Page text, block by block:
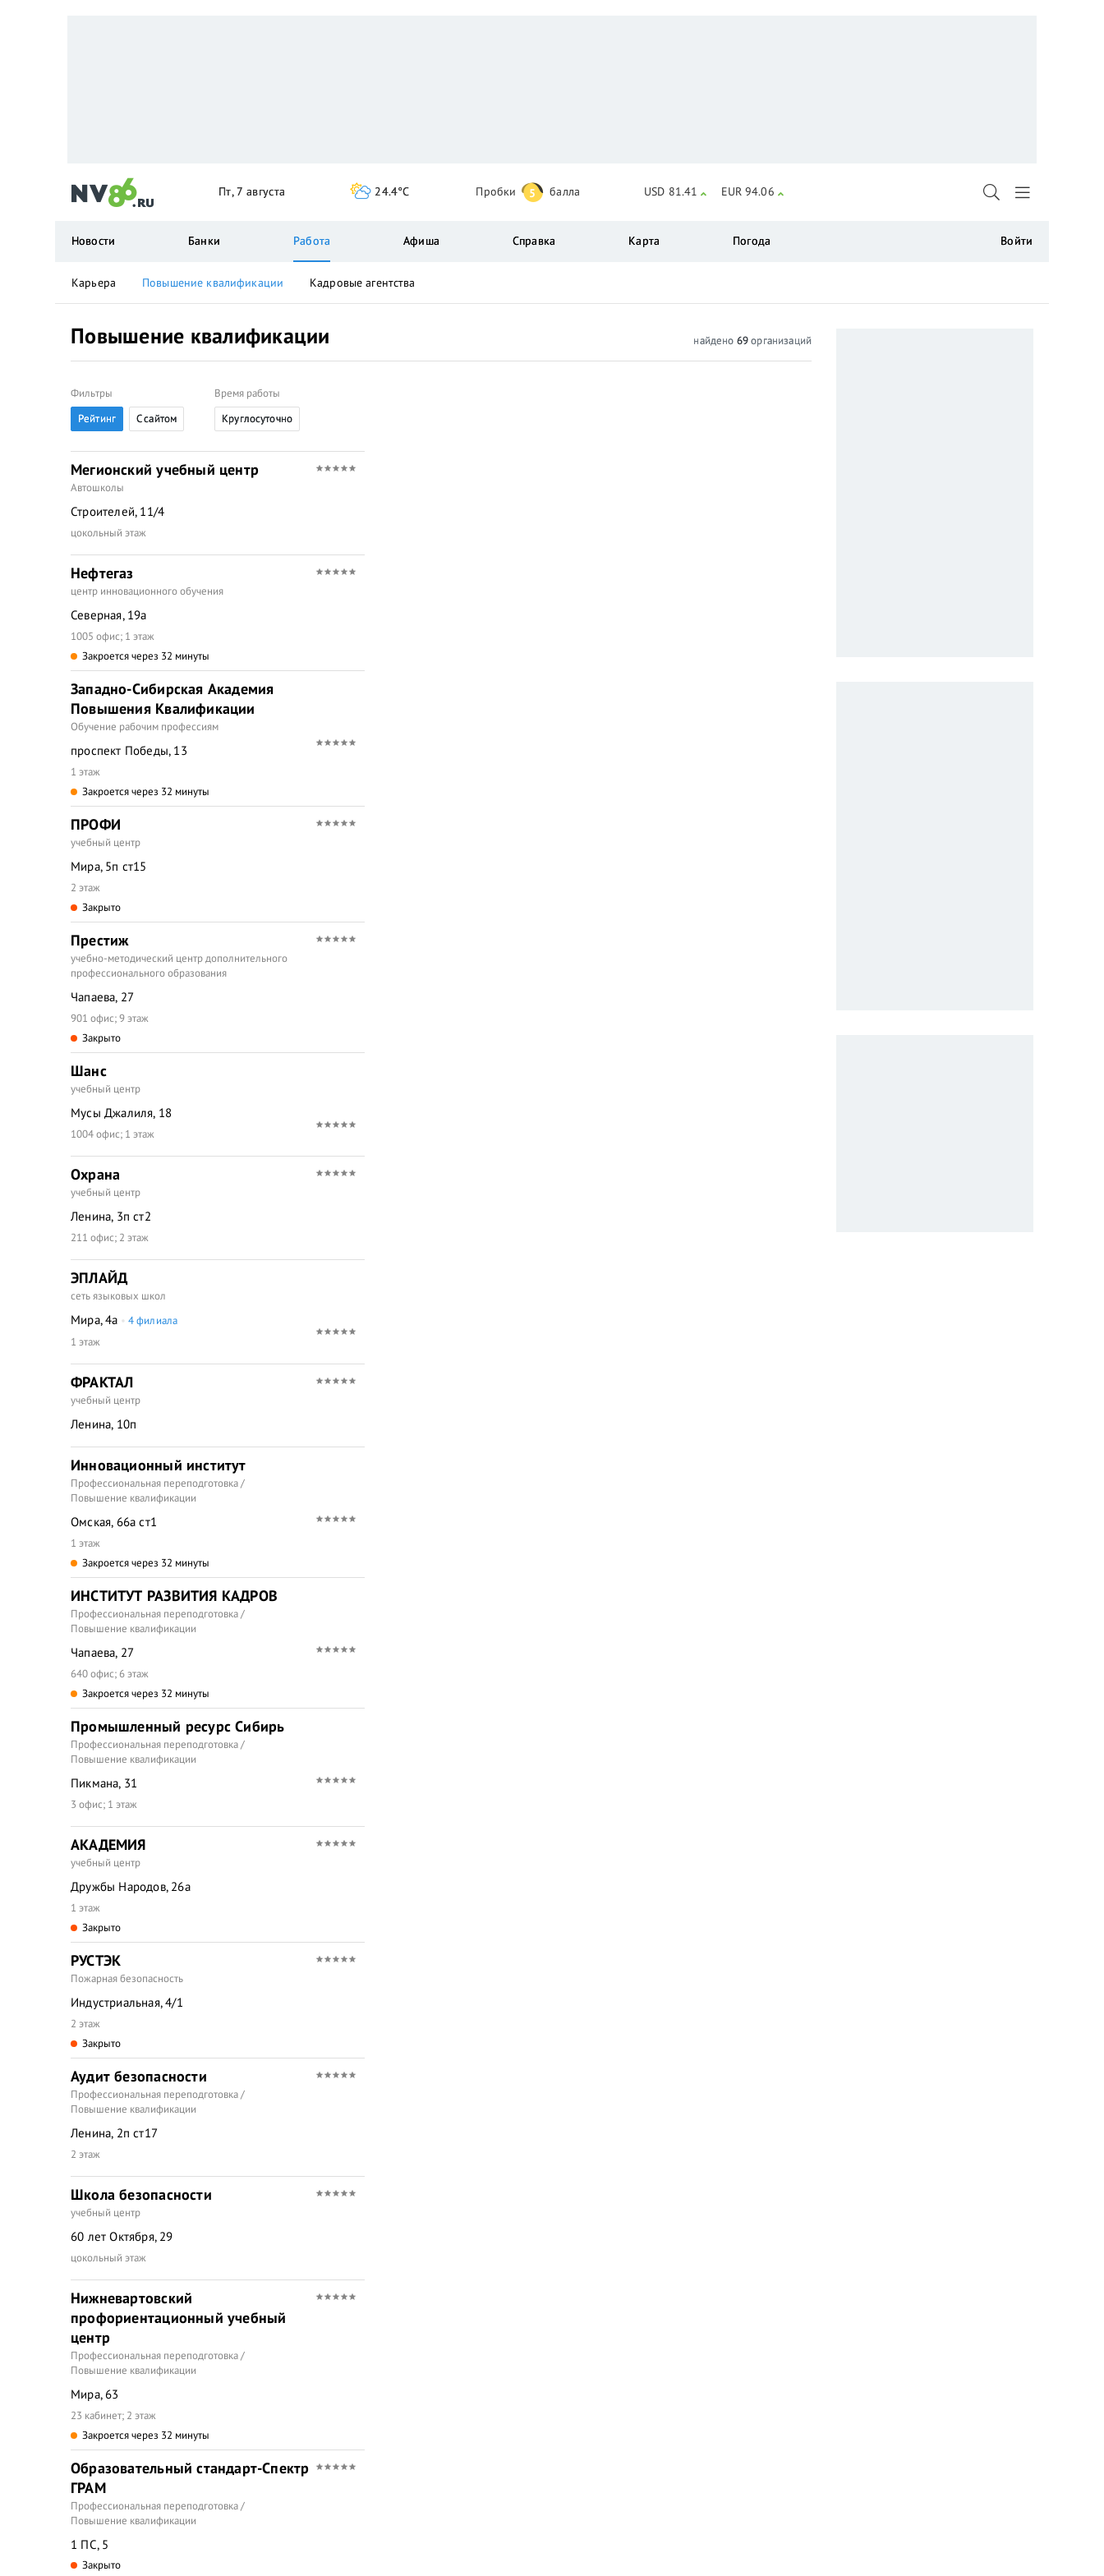
Повышение квалификации найдено 69организаций
Фильтры
Рейтинг
C сайтом
Время работы
Круглосуточно
Мегионский учебный центр
Автошколы
Строителей, 11/4
цокольный этаж
Нефтегаз
центр инновационного обучения
Северная, 19а
1005 офис; 1 этаж
Закроется через 32 минуты
Западно-Сибирская Академия
Повышения Квалификации
Обучение рабочим профессиям
проспект Победы, 13
1 этаж
Закроется через 32 минуты
ПРОФИ
учебный центр
Мира, 5п ст15
2 этаж
Закрыто
Престиж
учебно-методический центр дополнительного
профессионального образования
Чапаева, 27
901 офис; 9 этаж
Закрыто
Шанс
учебный центр
Мусы Джалиля, 18
1004 офис; 1 этаж
Охрана
учебный центр
Ленина, 3п ст2
211 офис; 2 этаж
ЭПЛАЙД
сеть языковых школ
Мира, 4а
4 филиала
1 этаж
ФРАКТАЛ
учебный центр
Ленина, 10п
Инновационный институт
Профессиональная переподготовка /
Повышение квалификации
Омская, 66а ст1
1 этаж
Закроется через 32 минуты
ИНСТИТУТ РАЗВИТИЯ КАДРОВ
Профессиональная переподготовка /
Повышение квалификации
Чапаева, 27
640 офис; 6 этаж
Закроется через 32 минуты
Промышленный ресурс Сибирь
Профессиональная переподготовка /
Повышение квалификации
Пикмана, 31
3 офис; 1 этаж
АКАДЕМИЯ
учебный центр
Дружбы Народов, 26а
1 этаж
Закрыто
РУСТЭК
Пожарная безопасность
Индустриальная, 4/1
2 этаж
Закрыто
Аудит безопасности
Профессиональная переподготовка /
Повышение квалификации
Ленина, 2п ст17
2 этаж
Школа безопасности
учебный центр
60 лет Октября, 29
цокольный этаж
Нижневартовский
профориентационный учебный
центр
Профессиональная переподготовка /
Повышение квалификации
Мира, 63
23 кабинет; 2 этаж
Закроется через 32 минуты
Образовательный стандарт-Спектр
ГРАМ
Профессиональная переподготовка /
Повышение квалификации
1 ПС, 5
Закрыто
Пт, 7 августа 24.4°C Пробки 5 балла USD 81.41 EUR 94.06
Новости Банки Работа Афиша Справка Карта Погода Войти
Карьера Повышение квалификации Кадровые агентства